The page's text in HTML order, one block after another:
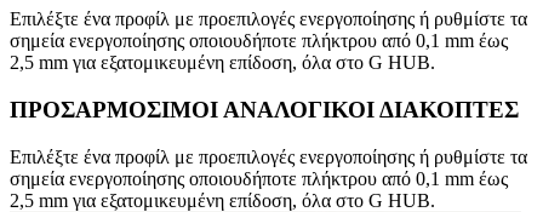
Επιλέξτε ένα προφίλ με προεπιλογές ενεργοποίησης ή ρυθμίστε τα
σημεία ενεργοποίησης οποιουδήποτε πλήκτρου από 0,1 mm έως
2,5 mm για εξατομικευμένη επίδοση, όλα στο G HUB.
ΠΡΟΣΑΡΜΟΣΙΜΟΙ ΑΝΑΛΟΓΙΚΟΙ ΔΙΑΚΟΠΤΕΣ
Επιλέξτε ένα προφίλ με προεπιλογές ενεργοποίησης ή ρυθμίστε τα
σημεία ενεργοποίησης οποιουδήποτε πλήκτρου από 0,1 mm έως
2,5 mm για εξατομικευμένη επίδοση, όλα στο G HUB.